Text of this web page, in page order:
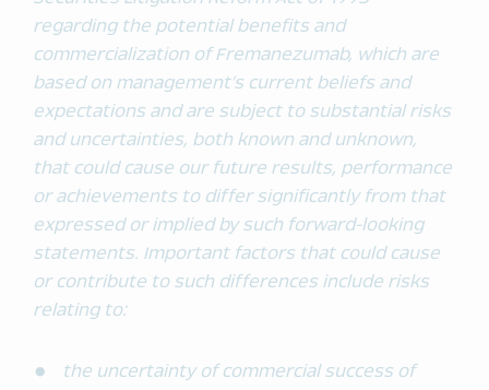
regarding the potential benefits and
commercialization of Fremanezumab, which are
based on management’s current beliefs and
expectations and are subject to substantial risks
and uncertainties, both known and unknown,
that could cause our future results, performance
or achievements to differ significantly from that
expressed or implied by such forward-looking
statements. Important factors that could cause
or contribute to such differences include risks
relating to:
the uncertainty of commercial success of